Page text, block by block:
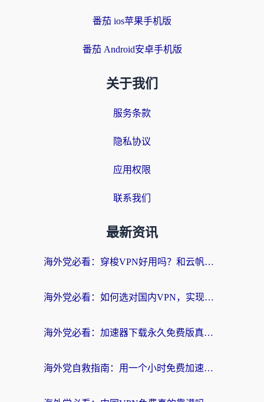
番茄 ios苹果手机版
番茄 Android安卓手机版
关于我们
服务条款
隐私协议
应用权限
联系我们
最新资讯
海外党必看：穿梭VPN好用吗？和云帆VPN对比哪个回国效果更好？附真实测评+避坑指南
海外党必看：如何选对国内VPN，实现无缝访问国内资源？
海外党必看：加速器下载永久免费版真的存在吗？教你无缝访问国内资源的正确姿势
海外党自救指南：用一个小时免费加速器，轻松打破国内资源访问壁垒？